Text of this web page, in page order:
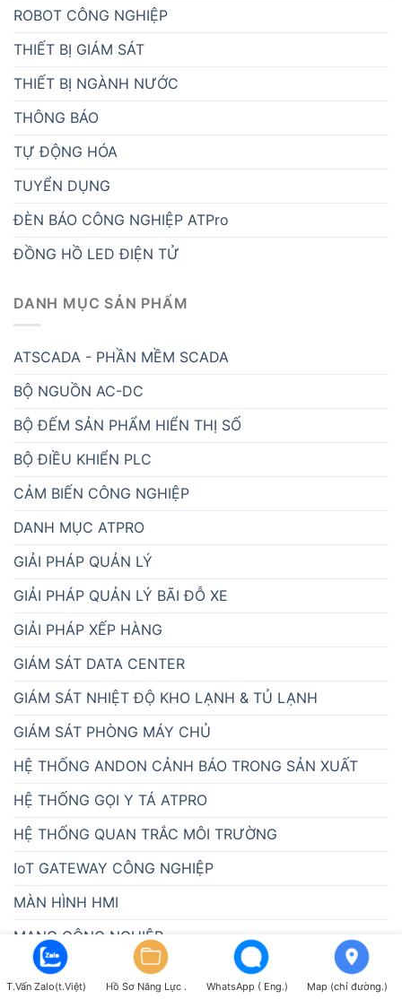
ROBOT CÔNG NGHIỆP
THIẾT BỊ GIÁM SÁT
THIẾT BỊ NGÀNH NƯỚC
THÔNG BÁO
TỰ ĐỘNG HÓA
TUYỂN DỤNG
ĐÈN BÁO CÔNG NGHIỆP ATPro
ĐỒNG HỒ LED ĐIỆN TỬ
DANH MỤC SẢN PHẨM
ATSCADA - PHẦN MỀM SCADA
BỘ NGUỒN AC-DC
BỘ ĐẾM SẢN PHẨM HIỂN THỊ SỐ
BỘ ĐIỀU KHIỂN PLC
CẢM BIẾN CÔNG NGHIỆP
DANH MỤC ATPRO
GIẢI PHÁP QUẢN LÝ
GIẢI PHÁP QUẢN LÝ BÃI ĐỖ XE
GIẢI PHÁP XẾP HÀNG
GIÁM SÁT DATA CENTER
GIÁM SÁT NHIỆT ĐỘ KHO LẠNH & TỦ LẠNH
GIÁM SÁT PHÒNG MÁY CHỦ
HỆ THỐNG ANDON CẢNH BÁO TRONG SẢN XUẤT
HỆ THỐNG GỌI Y TÁ ATPRO
HỆ THỐNG QUAN TRẮC MÔI TRƯỜNG
IoT GATEWAY CÔNG NGHIỆP
MÀN HÌNH HMI
MẠNG CÔNG NGHIỆP
MÁY TÍNH CÔNG NGHIỆP ATPRO
T.Vấn Zalo(t.Việt) Hồ Sơ Năng Lực . WhatsApp ( Eng.) Map (chỉ đường.)